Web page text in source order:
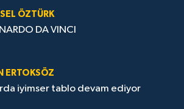
ÖZTÜRK
DA VINCI
ERTOKSÖZ
iyimser tablo devam ediyor